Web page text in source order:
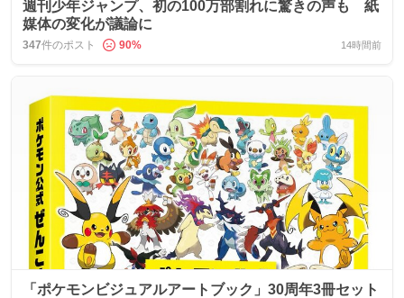
週刊少年ジャンプ、初の100万部割れに驚きの声も 紙
媒体の変化が議論に
347件のポスト 90% 14時間前
「ポケモンビジュアルアートブック」30周年3冊セット